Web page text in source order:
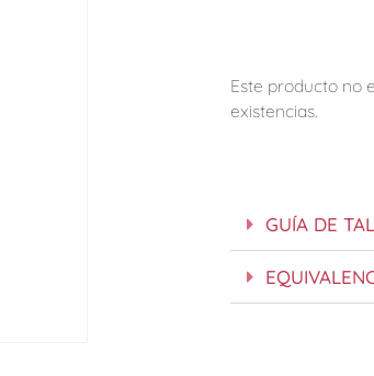
Este producto no
existencias.
GUÍA DE